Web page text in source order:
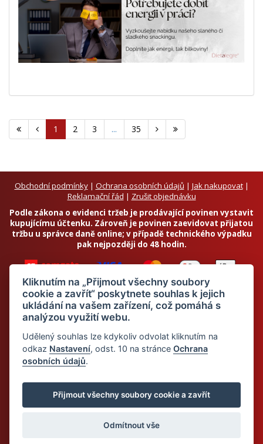
1 2 3 ... 35
Obchodní podmínky| Ochrana osobních údajů | Jak nakupovat|
Reklamační řád | Zrušit objednávku
Podle zákona o evidenci tržeb je prodávající povinen vystavit
kupujícímu účtenku. Zároveň je povinen zaevidovat přijatou
tržbu u správce daně online; v případě technického výpadku
pak nejpozději do 48 hodin.
Chci odebírat newsletter
© 2026 Dietalegre - bílkovinná dieta pro zdravé hubnutí
Kliknutím na „Přijmout všechny soubory
cookie a zavřít“ poskytnete souhlas k jejich
ukládání na vašem zařízení, což pomáhá s
analýzou využití webu.
Udělený souhlas lze kdykoliv odvolat kliknutím na
odkaz Nastavení, odst. 10 na stránceOchrana
osobních údajů.
Přijmout všechny soubory cookie a zavřít
Odmítnout vše